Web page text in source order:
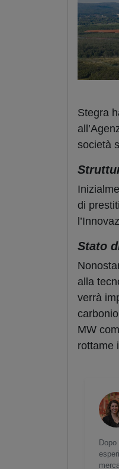
Stegra
società
di
Stato
alla
verrà
MW
rottame